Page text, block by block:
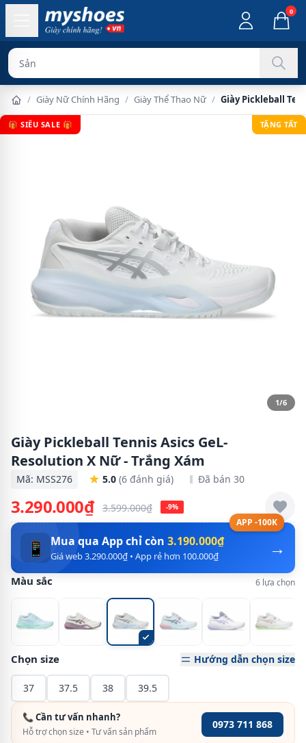
0
Sản phẩm chính
/ Giày Nữ Chính Hãng / Giày Thể Thao Nữ / Giày Pickleball
🎁 SIÊU SALE 🎁 TẶNG TẤT
1/6
Giày Pickleball Tennis Asics GeL-
Resolution X Nữ - Trắng Xám
Mã: MSS276 5.0 (6 đánh giá) Đã bán 30
3.290.000₫ 3.599.000₫ -9%
APP -100K
→
📱 Mua qua App chỉ còn 3.190.000₫
Giá web 3.290.000₫ • App rẻ hơn 100.000₫
Màu sắc 6 lựa chọn
Chọn size Hướng dẫn chọn size
37 37.5 38 39.5
📞 Cần tư vấn nhanh?
Hỗ trợ chọn size • Tư vấn sản phẩm
0973 711 868